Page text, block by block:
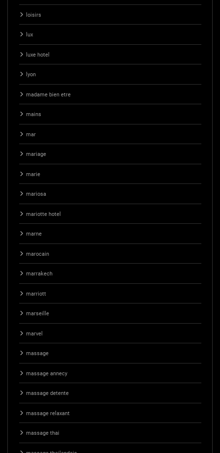
loisirs
lux
luxe hotel
lyon
madame bien etre
mains
mar
mariage
marie
mariosa
mariotte hotel
marne
marocain
marrakech
marriott
marseille
marvel
massage
massage annecy
massage detente
massage relaxant
massage thai